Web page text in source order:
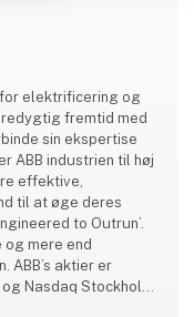
elektrificering og
fremtid med
sin ekspertise
ABB industrien til høj
effektive,
til at øge deres
og mere end
ABB’s aktier er
Nasdaq Stockholm